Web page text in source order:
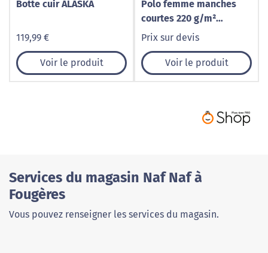
Botte cuir ALASKA
119,99 €
Voir le produit
Polo femme manches
courtes 220 g/m²
personnalisable
Prix sur devis
Voir le produit
Services du magasin Naf Naf à
Fougères
Vous pouvez renseigner les services du magasin.